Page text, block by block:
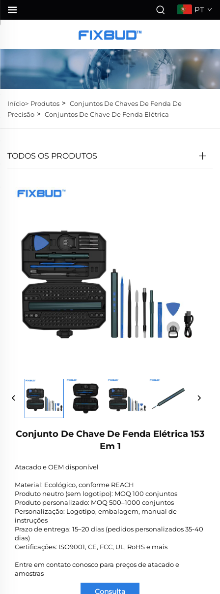
PT
Início> Produtos > Conjuntos De Chaves De Fenda De
Precisão > Conjuntos De Chave De Fenda Elétrica
TODOS OS PRODUTOS
Conjunto De Chave De Fenda Elétrica 153
Em 1
Atacado e OEM disponível
Material: Ecológico, conforme REACH
Produto neutro (sem logotipo): MOQ 100 conjuntos
Produto personalizado: MOQ 500–1000 conjuntos
Personalização: Logotipo, embalagem, manual de
instruções
Prazo de entrega: 15–20 dias (pedidos personalizados 35-40
dias)
Certificações: ISO9001, CE, FCC, UL, RoHS e mais
Entre em contato conosco para preços de atacado e
amostras
Consulta